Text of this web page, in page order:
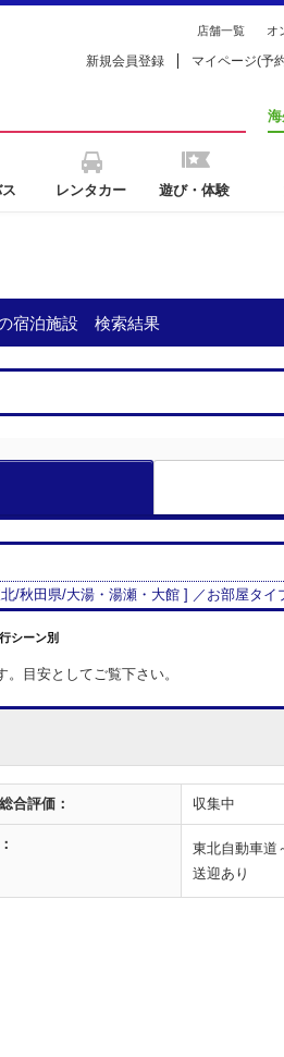
店舗一覧 オ
新規会員登録 マイページ(予
レンタカー 遊び・体験
宿泊施設 検索結果
/秋田県/大湯・湯瀬・大館 ] ／お部屋タイ
シーン別
目安としてご覧下さい。
総合評価： 収集中
東北自動車道
送迎あり